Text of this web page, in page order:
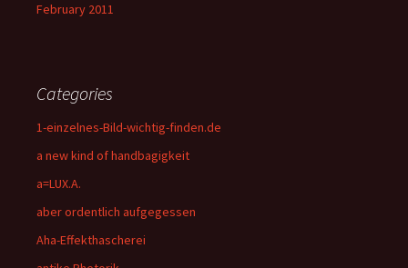
February 2011
Categories
1-einzelnes-Bild-wichtig-finden.de
a new kind of handbagigkeit
a=LUX.A.
aber ordentlich aufgegessen
Aha-Effekthascherei